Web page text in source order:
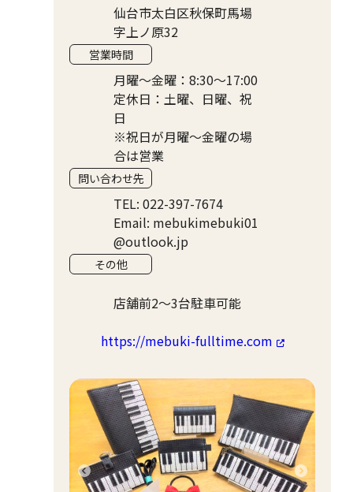
仙台市太白区秋保町馬場
字上ノ原32
営業時間
月曜〜金曜：8:30〜17:00
定休日：土曜、日曜、祝
日
※祝日が月曜～金曜の場
合は営業
問い合わせ先
TEL: 022-397-7674
Email: mebukimebuki01
@outlook.jp
その他
店舗前2～3台駐車可能
https://mebuki-fulltime.com